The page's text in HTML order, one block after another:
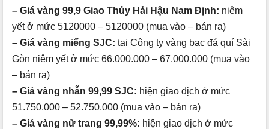
– Giá vàng 99,9 Giao Thủy Hải Hậu Nam Định: niêm
yết ở mức 5120000 – 5120000 (mua vào – bán ra)
– Giá vàng miếng SJC: tại Công ty vàng bạc đá quí Sài
Gòn niêm yết ở mức 66.000.000 – 67.000.000 (mua vào
– bán ra)
– Giá vàng nhẫn 99,99 SJC: hiện giao dịch ở mức
51.750.000 – 52.750.000 (mua vào – bán ra)
– Giá vàng nữ trang 99,99%: hiện giao dịch ở mức